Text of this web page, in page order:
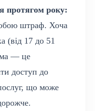
протягом року:
штраф. Хоча
(від 17 до 51
— це
доступ до
що може